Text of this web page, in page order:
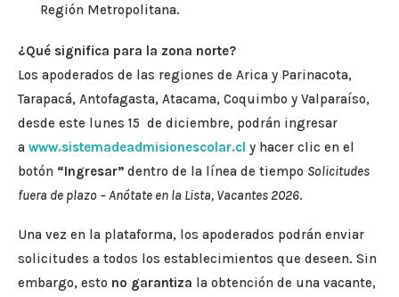
Región Metropolitana.
¿Qué significa para la zona norte?
Los apoderados de las regiones de Arica y Parinacota,
Tarapacá, Antofagasta, Atacama, Coquimbo y Valparaíso,
desde este lunes 15 de diciembre, podrán ingresar
a www.sistemadeadmisionescolar.cl y hacer clic en el
botón “Ingresar” dentro de la línea de tiempo Solicitudes
fuera de plazo – Anótate en la Lista, Vacantes 2026.
Una vez en la plataforma, los apoderados podrán enviar
solicitudes a todos los establecimientos que deseen. Sin
embargo, esto no garantiza la obtención de una vacante,